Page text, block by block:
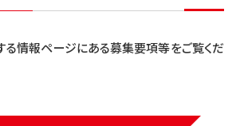
る情報ページにある募集要項等をご覧くだ